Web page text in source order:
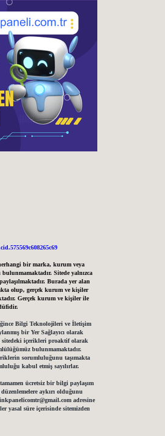
bir marka, kurum veya
Sitede yalnızca
Burada yer alan
olup, gerçek kurum ve kişiler
Gerçek kurum ve kişiler ile
Bilgi Teknolojileri ve İletişim
bir Yer Sağlayıcı olarak
sitedeki içerikleri proaktif olarak
bulunmamaktadır.
sorumluluğunu taşımakta
kabul etmiş sayılırlar.
ücretsiz bir bilgi paylaşım
aykırı olduğunu
adresine
yasal süre içerisinde sitemizden